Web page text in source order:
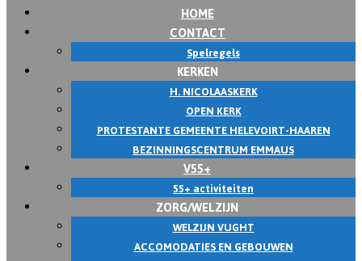
HOME
CONTACT
Spelregels
KERKEN
H. NICOLAASKERK
OPEN KERK
PROTESTANTE GEMEENTE HELEVOIRT-HAAREN
BEZINNINGSCENTRUM EMMAUS
V55+
55+ activiteiten
ZORG/WELZIJN
WELZIJN VUGHT
ACCOMODATIES EN GEBOUWEN